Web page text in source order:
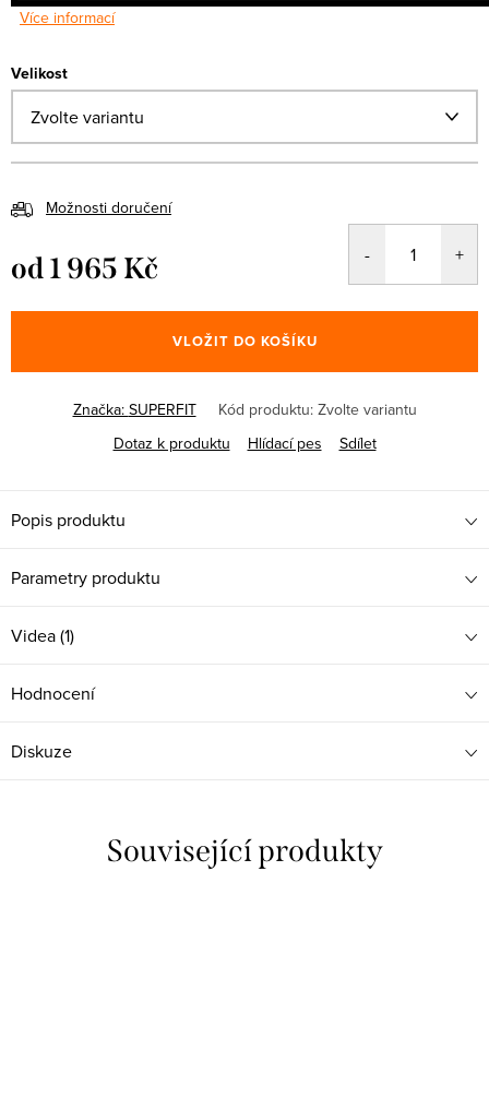
Více informací
Velikost
Možnosti doručení
od1 965 Kč
cena:
VLOŽIT DO KOŠÍKU
Značka: SUPERFIT Kód produktu: Zvolte variantu
Dotaz k produktu
Hlídací pes Sdílet
Popis produktu
Parametry produktu
Videa (1)
Hodnocení
Diskuze
Související produkty